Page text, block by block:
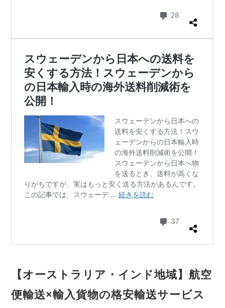
【オーストラリア・インド地域】航空
便輸送×輸入貨物の格安輸送サービス